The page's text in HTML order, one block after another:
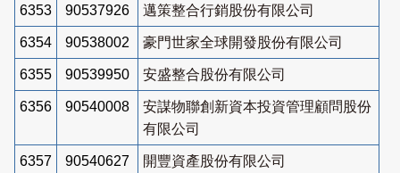
6353 90537926 邁策整合行銷股份有限公司
6354 90538002 豪門世家全球開發股份有限公司
6355 90539950 安盛整合股份有限公司
6356 90540008
安謀物聯創新資本投資管理顧問股份
有限公司
6357 90540627 開豐資產股份有限公司